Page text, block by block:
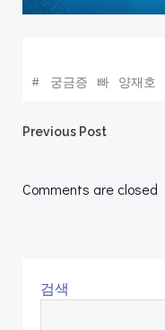
# 궁금증 빠 양재호
Post
Previous Post
Comments are closed
검색